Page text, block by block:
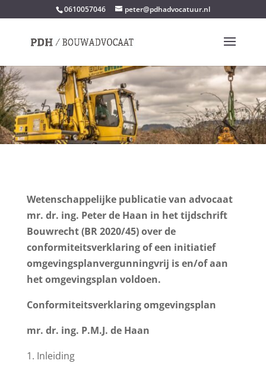
0610057046 peter@pdhadvocatuur.nl
Wetenschappelijke publicatie van advocaat
mr. dr. ing. Peter de Haan in het tijdschrift
Bouwrecht (BR 2020/45) over de
conformiteitsverklaring of een initiatief
omgevingsplanvergunningvrij is en/of aan
het omgevingsplan voldoen.
Conformiteitsverklaring omgevingsplan
mr. dr. ing. P.M.J. de Haan
1. Inleiding